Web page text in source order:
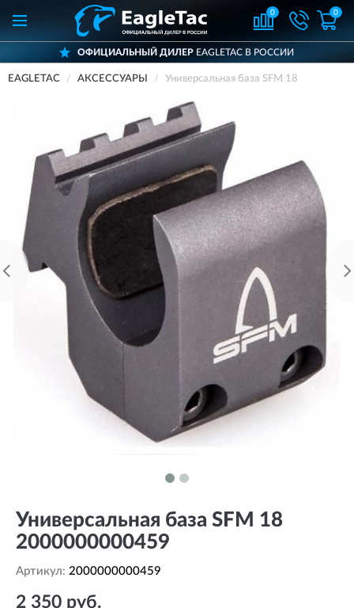
0 0
ОФИЦИАЛЬНЫЙ ДИЛЕРEAGLETAC В РОССИИ
EAGLETAC АКСЕССУАРЫ Универсальная база SFM 18
Универсальная база SFM 18
2000000000459
Артикул: 2000000000459
2 350 руб.